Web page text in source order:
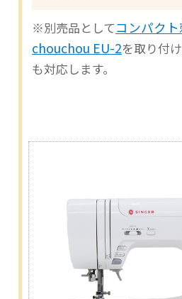
※別売品としてコンパク
chouchou EU-2を取り付
も対応します。